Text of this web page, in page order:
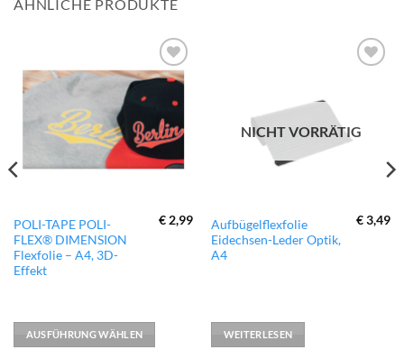
ÄHNLICHE PRODUKTE
zur
Wunschliste
hinzufügen
POLI-TAPE POLI-
FLEX® DIMENSION
Flexfolie – A4, 3D-
Effekt
€ 2,99
AUSFÜHRUNG WÄHLEN
Dieses
Produkt
weist
mehrere
Die
hinzufügen
NICHT VORRÄTIG
Aufbügelflexfolie
Eidechsen-Leder Optik,
A4
€3,49
WEITERLESEN